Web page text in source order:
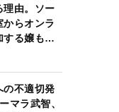
理由。ソー
からオンラ
する嬢も…
の不適切発
マラ武智、